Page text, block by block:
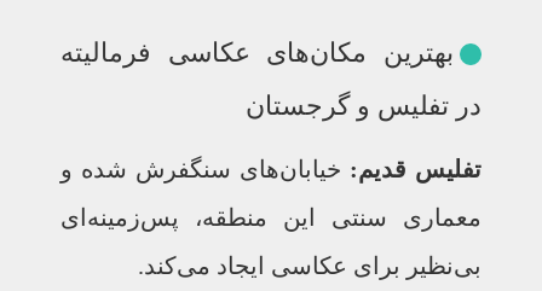
بهترین مکان‌های عکاسی فرمالیته
در تفلیس و گرجستان
تفلیس قدیم: خیابان‌های سنگفرش شده و
معماری سنتی این منطقه، پس‌زمینه‌ای
بی‌نظیر برای عکاسی ایجاد می‌کند.